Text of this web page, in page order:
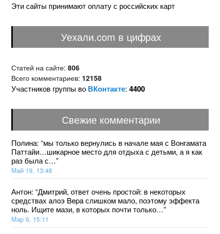
Эти сайты принимают оплату с российских карт
Уехали.com в цифрах
Статей на сайте: 806
Всего комментариев: 12158
Участников группы во ВКонтакте: 4400
Свежие комментарии
Полина: “мы только вернулись в начале мая с Вонгамата
Паттайи…шикарное место для отдыха с детьми, а я как
раз была с…”
Май 19, 13:48
Антон: “Дмитрий, ответ очень простой: в некоторых
средствах aлoэ Bepa слишком мало, поэтому эффекта
ноль. Ищите мази, в которых почти только…”
Мар 9, 15:11